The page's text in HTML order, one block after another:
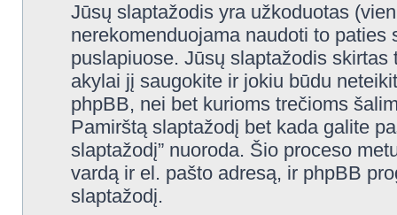
Jūsų slaptažodis yra užkoduotas
nerekomenduojama naudoti to
puslapiuose. Jūsų slaptažodis skirtas
akylai jį saugokite ir jokiu būdu
phpBB, nei bet kurioms trečioms
Pamirštą slaptažodį bet kada galite
slaptažodį” nuoroda. Šio proceso
vardą ir el. pašto adresą, ir phpBB
slaptažodį.